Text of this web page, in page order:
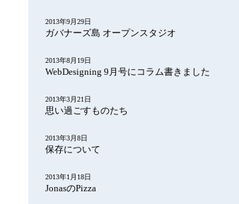
2013年9月29日
ガバナーズ島 オープンスタジオ
2013年8月19日
WebDesigning 9月号にコラム書きました
2013年3月21日
思い過ごすものたち
2013年3月8日
保存について
2013年1月18日
JonasのPizza